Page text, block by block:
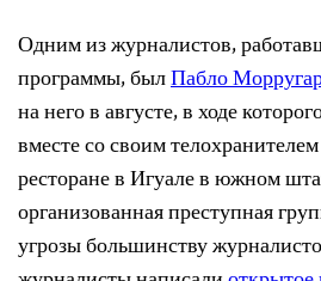
Одним из журналистов,
программы, былПабло
на него в августе, в ходе
вместе со своим
ресторане в Игуале в южном
организованная преступная
угрозы большинству